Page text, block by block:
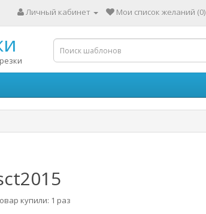
Личный кабинет Мои список желаний (0)
купили: 1 раз